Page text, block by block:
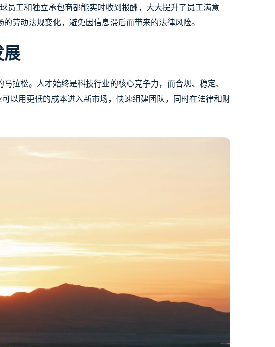
员工和独立承包商都能实时收到报酬，大大提升了员工满意
劳动法规变化，避免因信息滞后而带来的法律风险。
展
拉松。人才始终是科技行业的核心竞争力，而合规、稳定、
以用更低的成本进入新市场，快速组建团队，同时在法律和财